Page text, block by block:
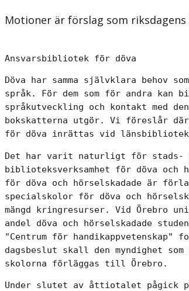
Motioner är förslag som
Ansvarsbibliotek för döva
Döva har samma självklara behov
språk. För dem som för andra kan
språkutveckling och kontakt med
bokskatterna utgör. Vi föreslår
för döva inrättas vid
Det har varit naturligt för stads-
biblioteksverksamhet för döva och
för döva och hörselskadade är
specialskolor för döva och
mängd kringresurser. Vid Örebro
andel döva och hörselskadade
"Centrum för
dagsbeslut skall den myndighet
skolorna förläggas till Örebro.
Under slutet av åttiotalet pågick